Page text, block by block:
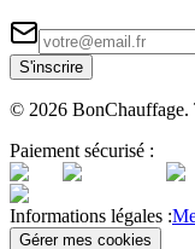
S'inscrire
© 2026 BonChauffage.
Paiement sécurisé :
Informations légales :
Gérer mes cookies